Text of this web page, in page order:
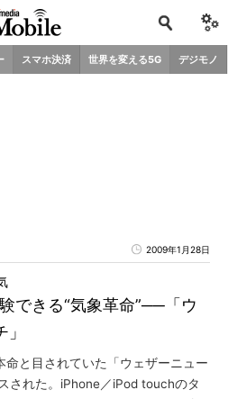
スマホ決済 世界を変える5G デジモノ
2009年1月28日
できる“気象革命”──「ウ
命と目されていた「ウェザーニュー
された。iPhone／iPod touchのタ